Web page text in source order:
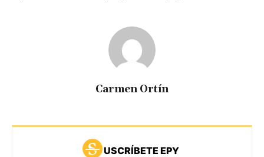
Carmen Ortín
USCRÍBETE EPY